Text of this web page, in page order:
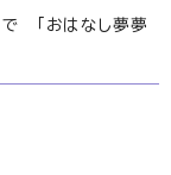
「おはなし夢夢